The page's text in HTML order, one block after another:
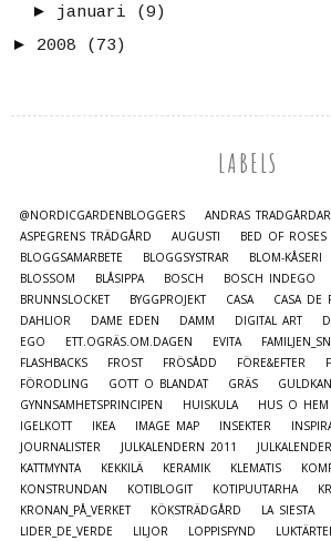
► januari
(9)
► 2008 (73)
LABELS
@NORDICGARDENBLOGGERS
ANDRAS TRÄDGÅRDAR
ASPEGRENS TRÄDGÅRD
AUGUSTI BED OF ROSES
BLOGGSAMARBETE
BLOGGSYSTRAR BLOM-KÅSERI
BLOSSOM
BLÅSIPPA BOSCH BOSCH INDEGO
BRUNNSLOCKET
BYGGPROJEKT CASA CASA DE
DAHLIOR
DAME EDEN DAMM DIGITAL ART
EGO
ETT.OGRÄS.OM.DAGEN EVITA
FLASHBACKS
FROST FRÖSÅDD FÖRE&EFTER
FÖRODLING
GOTT O BLANDAT GRÄS
GYNNSAMHETSPRINCIPEN
HUISKULA HUS O HEM
IGELKOTT
IKEA IMAGE MAP INSEKTER
JOURNALISTER
JULKALENDERN 2011
KATTMYNTA
KEKKILÄ KERAMIK KLEMATIS
KONSTRUNDAN
KOTIBLOGIT KOTIPUUTARHA
KRONAN_PÅ_VERKET
KÖKSTRÄDGÅRD LA SIESTA
LIDER_DE_VERDE
LILJOR LOPPISFYND